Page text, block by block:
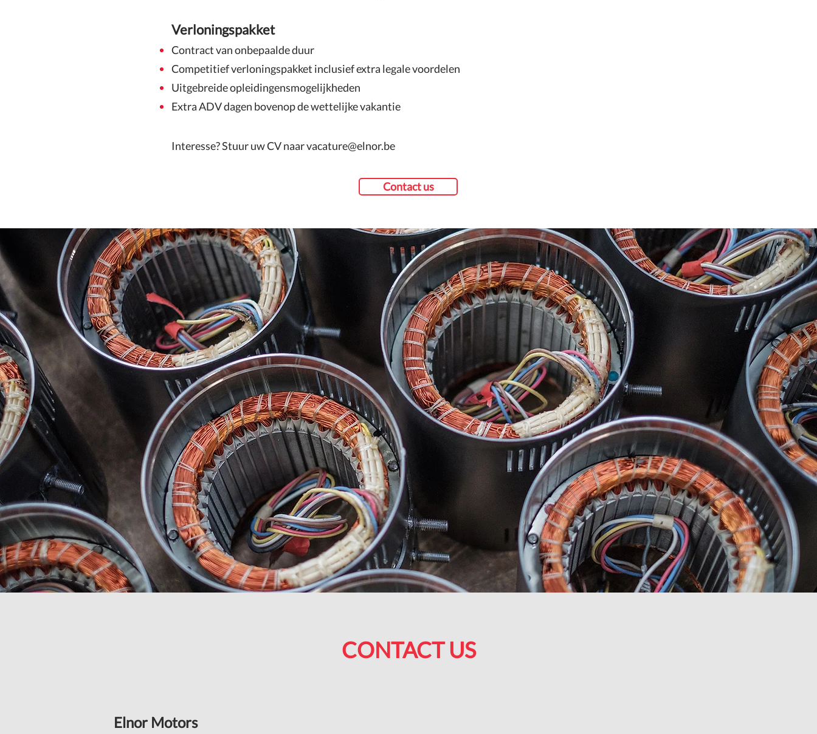
Verloningspakket
Contract van onbepaalde duur
Competitief verloningspakket inclusief extra legale voordelen
Uitgebreide opleidingensmogelijkheden
Extra ADV dagen bovenop de wettelijke vakantie
Interesse? Stuur uw CV naarvacature@elnor.be
Contact us
CONTACT US
Elnor Motors